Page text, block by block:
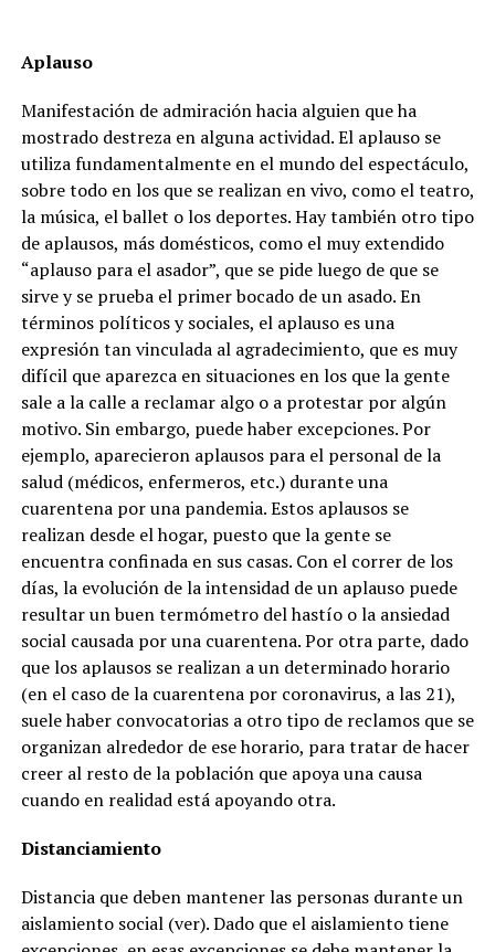
Aplauso
Manifestación de admiración hacia alguien que ha
mostrado destreza en alguna actividad. El aplauso se
utiliza fundamentalmente en el mundo del espectáculo,
sobre todo en los que se realizan en vivo, como el teatro,
la música, el ballet o los deportes. Hay también otro tipo
de aplausos, más domésticos, como el muy extendido
“aplauso para el asador”, que se pide luego de que se
sirve y se prueba el primer bocado de un asado. En
términos políticos y sociales, el aplauso es una
expresión tan vinculada al agradecimiento, que es muy
difícil que aparezca en situaciones en los que la gente
sale a la calle a reclamar algo o a protestar por algún
motivo. Sin embargo, puede haber excepciones. Por
ejemplo, aparecieron aplausos para el personal de la
salud (médicos, enfermeros, etc.) durante una
cuarentena por una pandemia. Estos aplausos se
realizan desde el hogar, puesto que la gente se
encuentra confinada en sus casas. Con el correr de los
días, la evolución de la intensidad de un aplauso puede
resultar un buen termómetro del hastío o la ansiedad
social causada por una cuarentena. Por otra parte, dado
que los aplausos se realizan a un determinado horario
(en el caso de la cuarentena por coronavirus, a las 21),
suele haber convocatorias a otro tipo de reclamos que se
organizan alrededor de ese horario, para tratar de hacer
creer al resto de la población que apoya una causa
cuando en realidad está apoyando otra.
Distanciamiento
Distancia que deben mantener las personas durante un
aislamiento social (ver). Dado que el aislamiento tiene